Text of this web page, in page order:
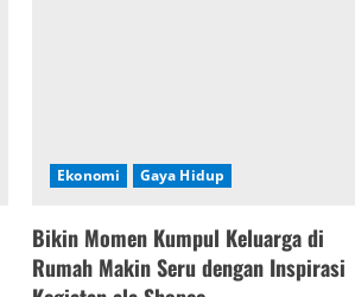
Ekonomi Gaya Hidup
Bikin Momen Kumpul Keluarga di
Rumah Makin Seru dengan Inspirasi